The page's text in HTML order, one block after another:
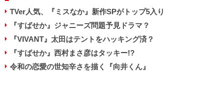
TVer人気、『ミスなか』新作SPがトップ5入り
『すばせか』ジャニーズ問題予見ドラマ？
『VIVANT』太田はテントをハッキング済？
『すばせか』西村まさ彦はタッキー!?
令和の恋愛の世知辛さを描く『向井くん』